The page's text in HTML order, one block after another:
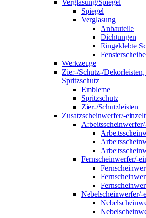
Verglasung/Spiegel
Spiegel
Verglasung
Anbauteile
Dichtungen
Eingeklebte
Werkzeuge
Zier-/Schutz-/Dekorleisten,
Spritzschutz
Embleme
Spritzschutz
Zier-/Schutzleisten
Zusatzscheinwerfer/-
Fernscheinwerfer/-
Nebelscheinwerfer/-